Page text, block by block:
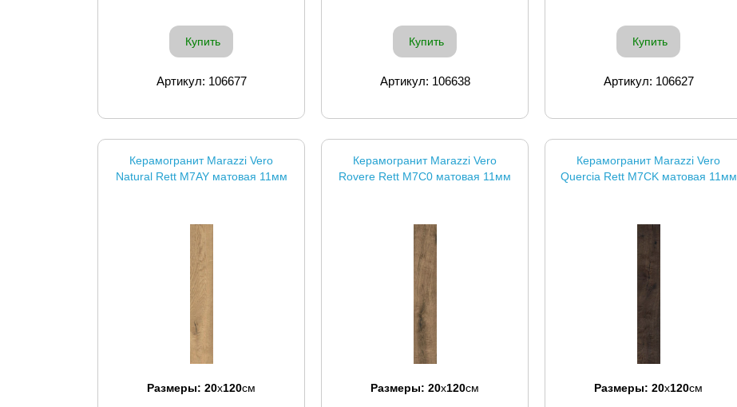
Купить
Артикул: 106677
Купить
Артикул: 106638
Купить
Артикул: 106627
Керамогранит Marazzi Vero
Natural Rett M7AY матовая 11мм
Размеры: 20x120см
Керамогранит Marazzi Vero
Rovere Rett M7C0 матовая 11мм
Размеры: 20x120см
Керамогранит Marazzi Vero
Quercia Rett M7CK матовая 11мм
Размеры: 20x120см